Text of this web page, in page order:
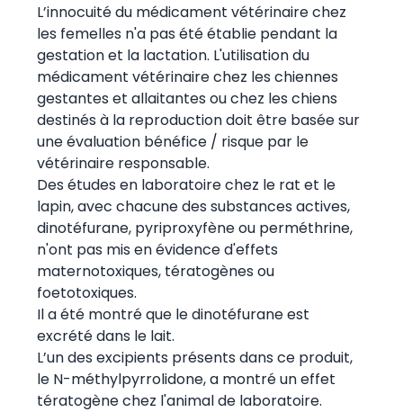
L’innocuité du médicament vétérinaire chez
les femelles n'a pas été établie pendant la
gestation et la lactation. L'utilisation du
médicament vétérinaire chez les chiennes
gestantes et allaitantes ou chez les chiens
destinés à la reproduction doit être basée sur
une évaluation bénéfice / risque par le
vétérinaire responsable.
Des études en laboratoire chez le rat et le
lapin, avec chacune des substances actives,
dinotéfurane, pyriproxyfène ou perméthrine,
n'ont pas mis en évidence d'effets
maternotoxiques, tératogènes ou
foetotoxiques.
Il a été montré que le dinotéfurane est
excrété dans le lait.
L’un des excipients présents dans ce produit,
le N-méthylpyrrolidone, a montré un effet
tératogène chez l'animal de laboratoire.